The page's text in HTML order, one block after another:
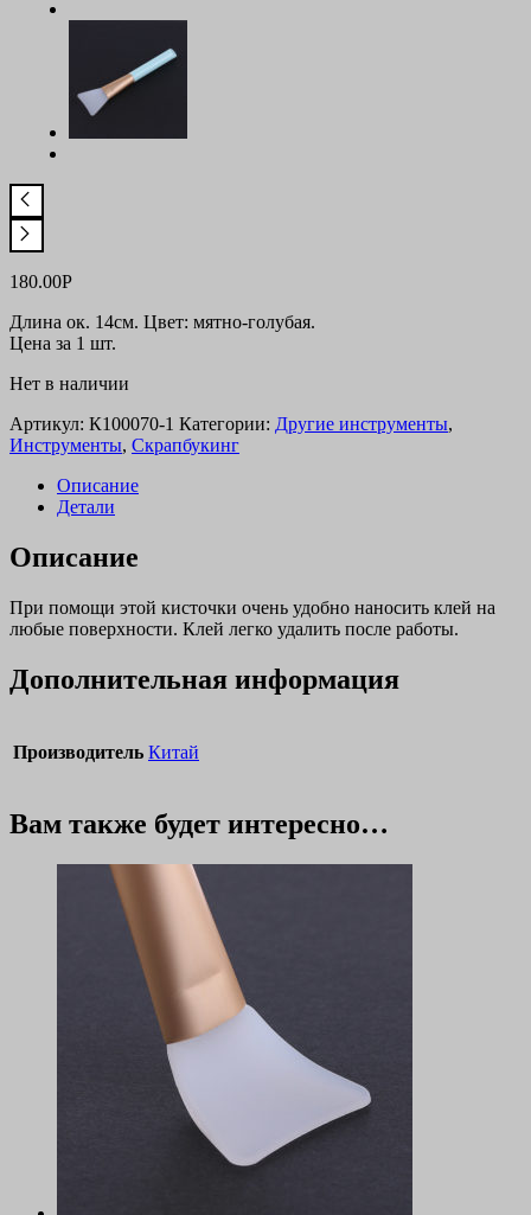
180.00Р
Длина ок. 14см. Цвет: мятно-голубая.
Цена за 1 шт.
Нет в наличии
Артикул: К100070-1 Категории: Другие инструменты,
Инструменты, Скрапбукинг
Описание
Детали
Описание
При помощи этой кисточки очень удобно наносить клей на
любые поверхности. Клей легко удалить после работы.
Дополнительная информация
Производитель Китай
Вам также будет интересно…